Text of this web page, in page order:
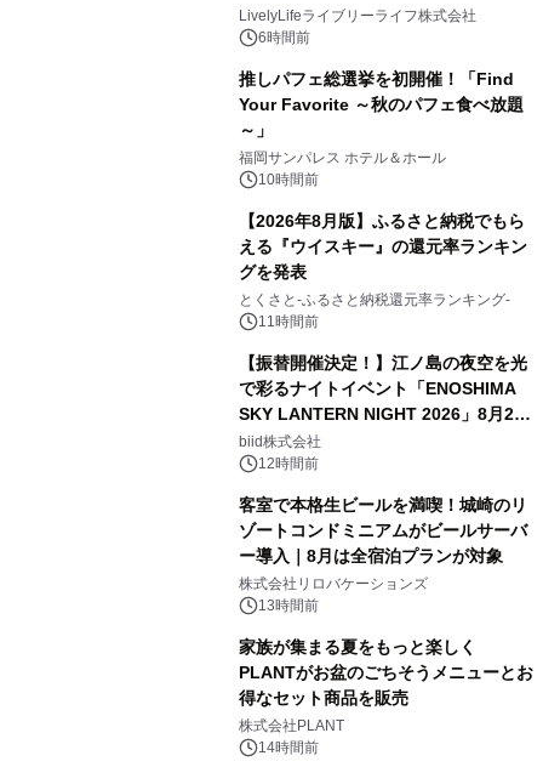
LivelyLifeライブリーライフ株式会社
6時間前
推しパフェ総選挙を初開催！「Find
Your Favorite ～秋のパフェ食べ放題
～」
福岡サンパレス ホテル＆ホール
10時間前
【2026年8月版】ふるさと納税でもら
える『ウイスキー』の還元率ランキン
グを発表
とくさと-ふるさと納税還元率ランキング-
11時間前
【振替開催決定！】江ノ島の夜空を光
で彩るナイトイベント「ENOSHIMA
SKY LANTERN NIGHT 2026」8月22
日(土)振替開催＆受付スタート！
biid株式会社
12時間前
客室で本格生ビールを満喫！城崎のリ
ゾートコンドミニアムがビールサーバ
ー導入｜8月は全宿泊プランが対象
株式会社リロバケーションズ
13時間前
家族が集まる夏をもっと楽しく
PLANTがお盆のごちそうメニューとお
得なセット商品を販売
株式会社PLANT
14時間前